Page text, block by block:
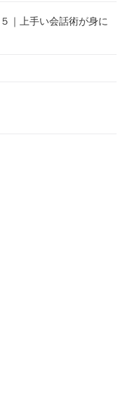
｜上手い会話術が身に